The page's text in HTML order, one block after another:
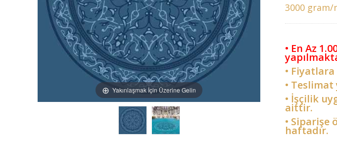
Yakınlaşmak İçin Üzerine Gelin
3000 gram/
• En Az
•
•
• İşçilik
aittir.
• Siparişe
haftadır.